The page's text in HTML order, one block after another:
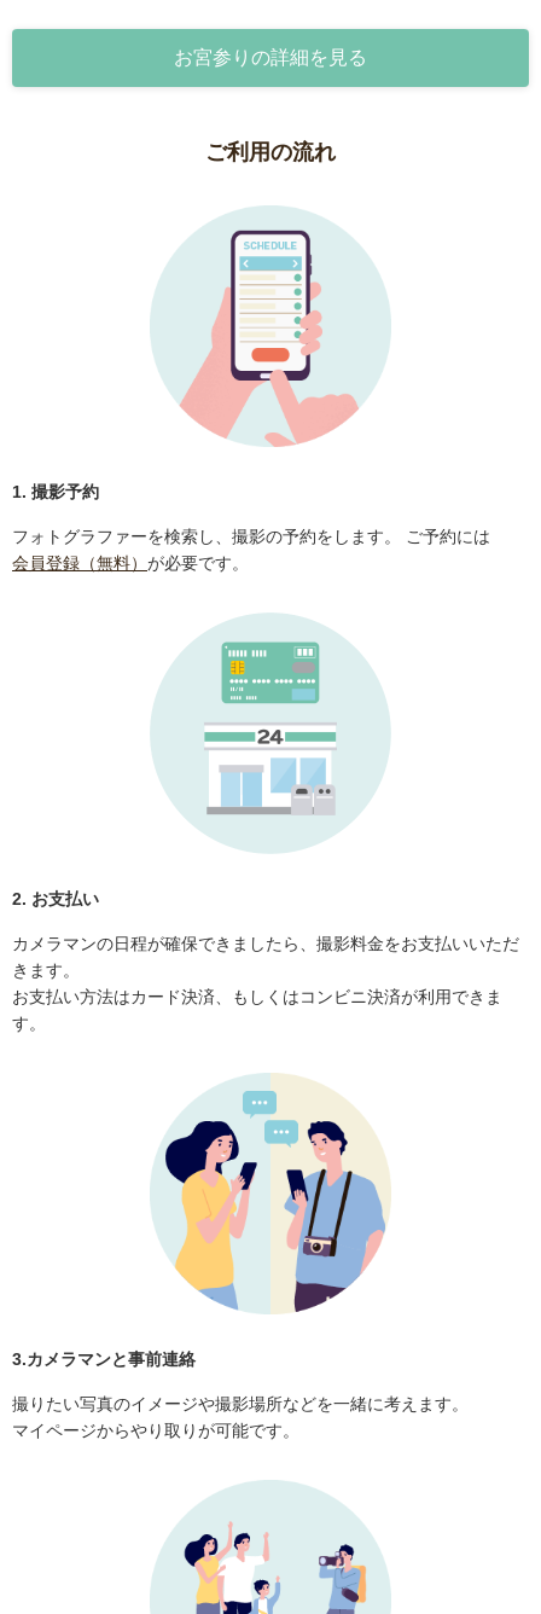
お宮参りの詳細を見る
ご利用の流れ
1. 撮影予約
フォトグラファーを検索し、撮影の予約をします。 ご予約には
会員登録（無料） が必要です。
2. お支払い
カメラマンの日程が確保できましたら、撮影料金をお支払いいただ
きます。
お支払い方法はカード決済、もしくはコンビニ決済が利用できま
す。
3.カメラマンと事前連絡
撮りたい写真のイメージや撮影場所などを一緒に考えます。
マイページからやり取りが可能です。